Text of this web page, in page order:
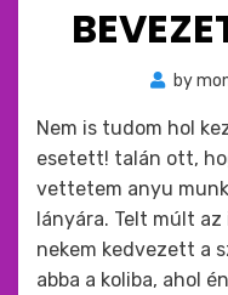
by
Nem is tudom hol
esetett! talán ott,
vettetem anyu
lányára. Telt múlt
nekem kedvezett a
abba a koliba, ahol